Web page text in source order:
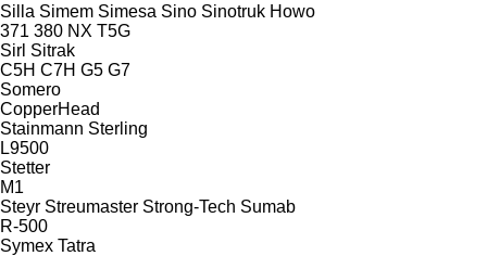
Silla Simem Simesa Sino Sinotruk Howo
371 380 NX T5G
Sirl Sitrak
C5H C7H G5 G7
Somero
CopperHead
Stainmann Sterling
L9500
Stetter
M1
Steyr Streumaster Strong-Tech Sumab
R-500
Symex Tatra